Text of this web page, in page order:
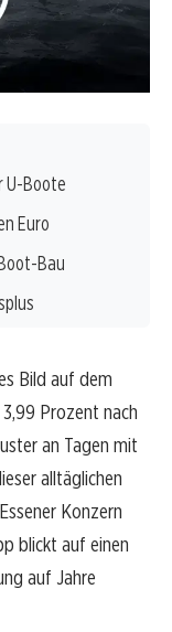
U-Boote
Euro
Bau
Bild auf dem
Prozent nach
an Tagen mit
alltäglichen
Konzern
blickt auf einen
auf Jahre